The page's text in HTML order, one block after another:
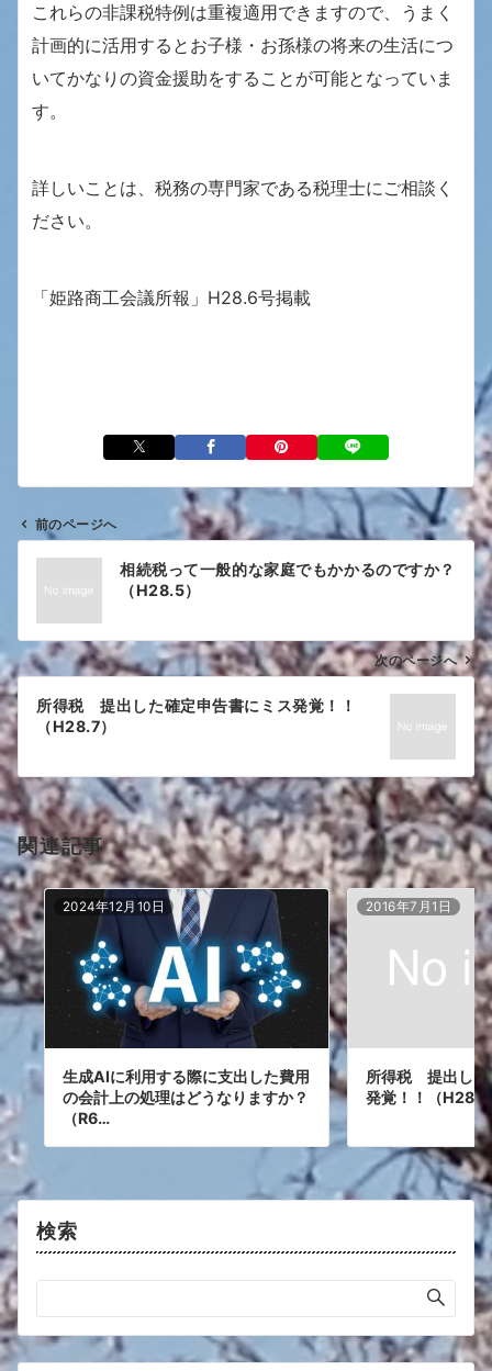
これらの非課税特例は重複適用できますので、うまく
計画的に活用するとお子様・お孫様の将来の生活につ
いてかなりの資金援助をすることが可能となっていま
す。
詳しいことは、税務の専門家である税理士にご相談く
ださい。
「姫路商工会議所報」H28.6号掲載
ビ
ゲ
ー
シ
ン
前のページへ
相続税って一般的な家庭でもかかるのですか？
（H28.5）
次のページへ
所得税 提出した確定申告書にミス発覚！！
（H28.7）
関連記事
2024年12月10日
生成AIに利用する際に支出した費用
の会計上の処理はどうなりますか？
（R6…
2016年7月1日
所得税 提出した
発覚！！（H28.7
検索